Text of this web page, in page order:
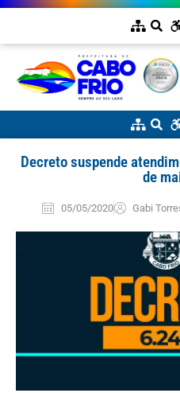
Decreto suspende
de
05/05/2020 Gabi